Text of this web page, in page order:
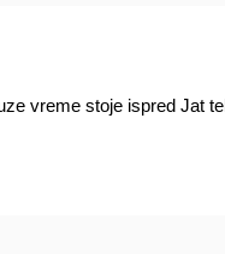
vreme stoje ispred Jat